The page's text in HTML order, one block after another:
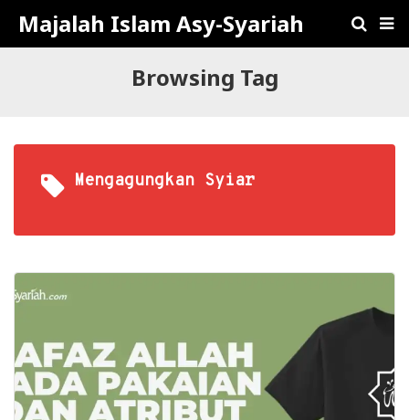
Majalah Islam Asy-Syariah
Browsing Tag
Mengagungkan Syiar